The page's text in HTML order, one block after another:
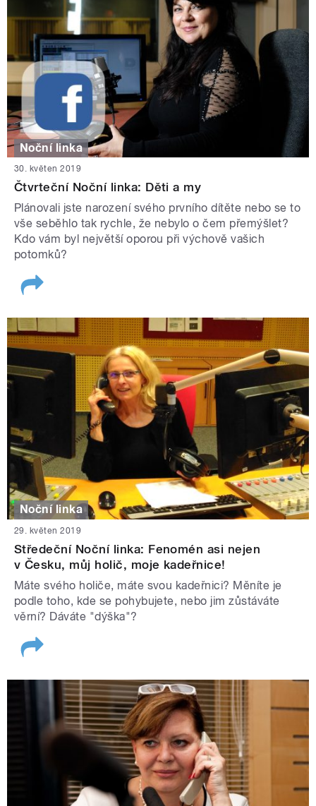
Noční linka
30. květen 2019
Čtvrteční Noční linka: Děti a my
Plánovali jste narození svého prvního dítěte nebo se to
vše seběhlo tak rychle, že nebylo o čem přemýšlet?
Kdo vám byl největší oporou při výchově vašich
potomků?
Noční linka
29. květen 2019
Středeční Noční linka: Fenomén asi nejen
v Česku, můj holič, moje kadeřnice!
Máte svého holiče, máte svou kadeřnici? Měníte je
podle toho, kde se pohybujete, nebo jim zůstáváte
věrní? Dáváte "dýška"?